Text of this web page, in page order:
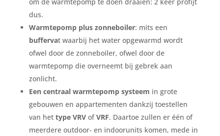
dus.
Warmtepomp plus zonneboiler: mits een
buffervat waarbij het water opgewarmd wordt
ofwel door de zonneboiler, ofwel door de
warmtepomp die overneemt bij gebrek aan
zonlicht.
Een centraal warmtepomp systeem in grote
gebouwen en appartementen dankzij toestellen
van het type VRV ofVRF. Daartoe zullen er één of
meerdere outdoor- en indoorunits komen, mede in